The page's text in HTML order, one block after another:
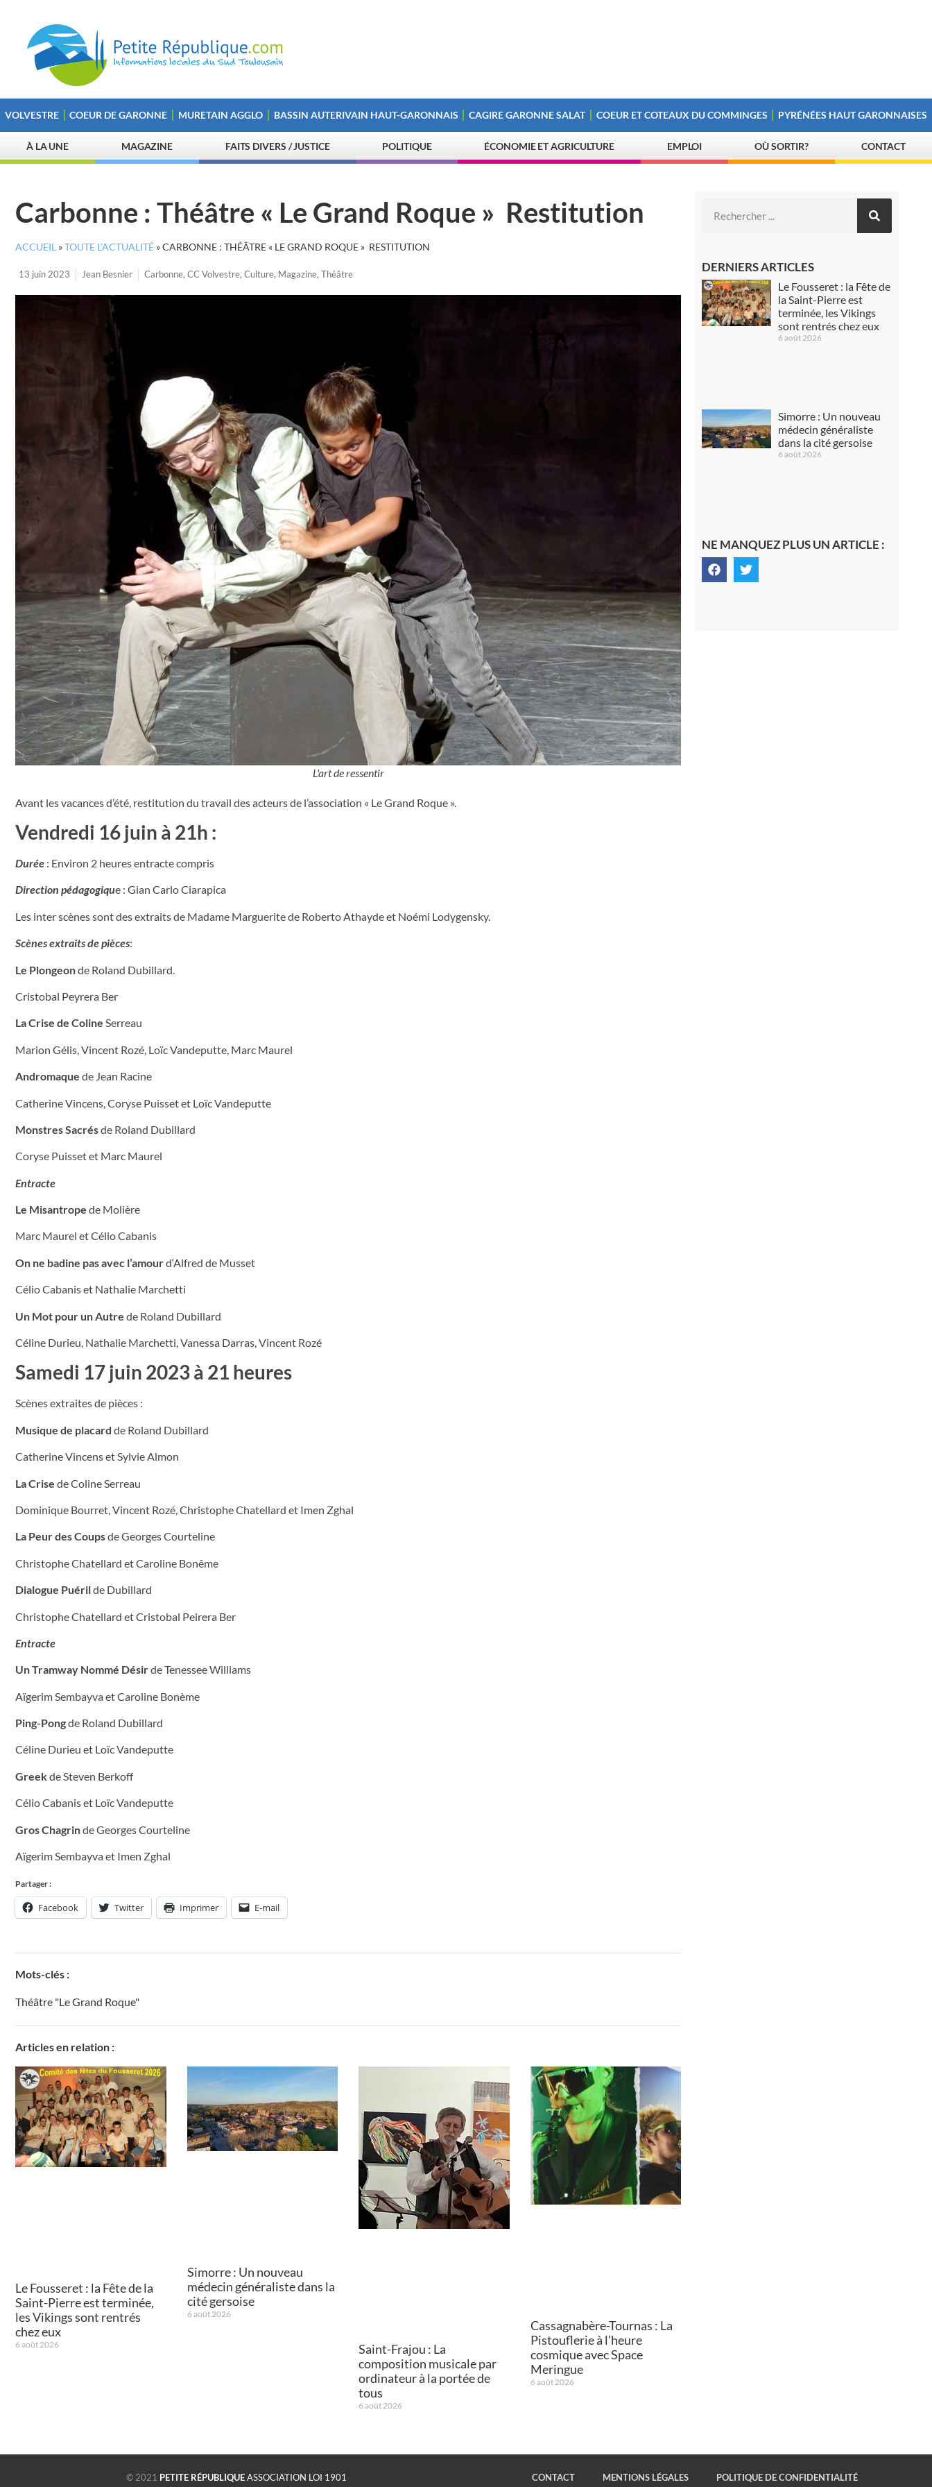
VOLVESTRE COEUR DE GARONNE MURETAIN AGGLO BASSIN AUTERIVAIN HAUT-GARONNAIS CAGIRE GARONNE SALAT COEUR ET COTEAUX DU COMMINGES PYRÉNÉES HAUT GARONNAISES
À LA UNE MAGAZINE FAITS DIVERS / JUSTICE POLITIQUE ÉCONOMIE ET AGRICULTURE EMPLOI OÙ SORTIR? CONTACT
Carbonne : Théâtre « Le Grand Roque » Restitution
ACCUEIL »TOUTE L’ACTUALITÉ »CARBONNE : THÉÂTRE « LE GRAND ROQUE » RESTITUTION
13 juin 2023 Jean Besnier Carbonne, CC Volvestre, Culture, Magazine, Théâtre
L'art de ressentir
Avant les vacances d’été, restitution du travail des acteurs de l’association « Le Grand Roque ».
Vendredi 16 juin à 21h :
Durée : Environ 2 heures entracte compris
Direction pédagogique : Gian Carlo Ciarapica
Les inter scènes sont des extraits de Madame Marguerite de Roberto Athayde et Noémi Lodygensky.
Scènes extraits de pièces:
Le Plongeonde Roland Dubillard.
Cristobal Peyrera Ber
La Crise de Coline Serreau
Marion Gélis, Vincent Rozé, Loïc Vandeputte, Marc Maurel
Andromaque de Jean Racine
Catherine Vincens, Coryse Puisset et Loïc Vandeputte
Monstres Sacrésde Roland Dubillard
Coryse Puisset et Marc Maurel
Entracte
Le Misantrope de Molière
Marc Maurel et Célio Cabanis
On ne badine pas avec l’amourd‘Alfred de Musset
Célio Cabanis et Nathalie Marchetti
Un Mot pour un Autre de Roland Dubillard
Céline Durieu, Nathalie Marchetti, Vanessa Darras, Vincent Rozé
Samedi 17 juin 2023 à 21 heures
Scènes extraites de pièces :
Musique de placard de Roland Dubillard
Catherine Vincens et Sylvie Almon
La Crise de Coline Serreau
Dominique Bourret, Vincent Rozé, Christophe Chatellard et Imen Zghal
La Peur des Coupsde Georges Courteline
Christophe Chatellard et Caroline Bonême
Dialogue Puérilde Dubillard
Christophe Chatellard et Cristobal Peirera Ber
Entracte
Un Tramway Nommé Désirde Tenessee Williams
Aïgerim Sembayva et Caroline Bonème
Ping-Pongde Roland Dubillard
Céline Durieu et Loïc Vandeputte
Greekde Steven Berkoff
Célio Cabanis et Loïc Vandeputte
Gros Chagrinde Georges Courteline
Aïgerim Sembayva et Imen Zghal
Partager :
Facebook Twitter Imprimer E-mail
Mots-clés :
Théâtre "Le Grand Roque"
Articles en relation :
Le Fousseret : la Fête de la
Saint-Pierre est terminée,
les Vikings sont rentrés
chez eux
6 août 2026
Simorre : Un nouveau
médecin généraliste dans la
cité gersoise
6 août 2026
Saint-Frajou : La
composition musicale par
ordinateur à la portée de
tous
6 août 2026
Cassagnabère-Tournas : La
Pistouflerie à l’heure
cosmique avec Space
Meringue
6 août 2026
DERNIERS ARTICLES
Le Fousseret : la Fête de
la Saint-Pierre est
terminée, les Vikings
sont rentrés chez eux
6 août 2026
Simorre : Un nouveau
médecin généraliste
dans la cité gersoise
6 août 2026
NE MANQUEZ PLUS UN ARTICLE :
© 2021 PETITE RÉPUBLIQUEASSOCIATION LOI 1901 CONTACT MENTIONS LÉGALES POLITIQUE DE CONFIDENTIALITÉ